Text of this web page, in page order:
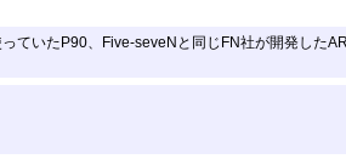
ていたP90、Five-seveNと同じFN社が開発した